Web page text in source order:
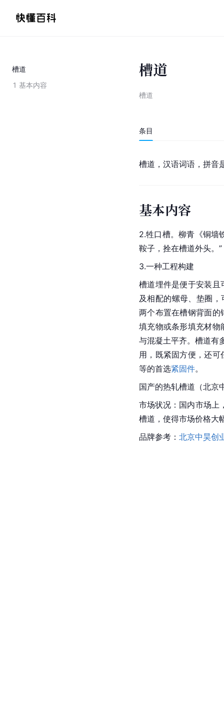
槽道
1 基本内容
槽道
槽道
条目
槽道，汉语词语，拼音
基本内容
2.牲口槽。柳青 《铜
鞍子，拴在槽道外头。”
3.一种工程构建
槽道埋件是便于安装且
及相配的螺母、垫圈
两个布置在槽钢背面
填充物或条形填充材物
与混凝土平齐。槽道有
用，既紧固方便，还
等的首选紧固件。
国产的热轧槽道（北京
市场状况：国内市场上
槽道，使得市场价格大
品牌参考： 北京中昊创